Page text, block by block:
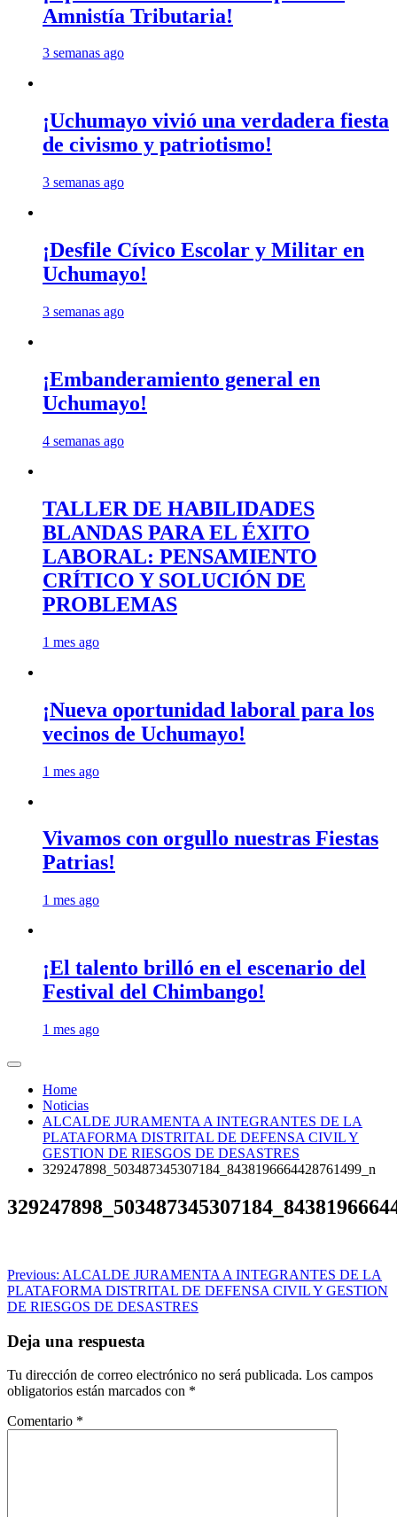
Amnistía Tributaria!
3 semanas ago
¡Uchumayo vivió una verdadera fiesta
de civismo y patriotismo!
3 semanas ago
¡Desfile Cívico Escolar y Militar en
Uchumayo!
3 semanas ago
¡Embanderamiento general en
Uchumayo!
4 semanas ago
TALLER DE HABILIDADES
BLANDAS PARA EL ÉXITO
LABORAL: PENSAMIENTO
CRÍTICO Y SOLUCIÓN DE
PROBLEMAS
1 mes ago
¡Nueva oportunidad laboral para los
vecinos de Uchumayo!
1 mes ago
Vivamos con orgullo nuestras Fiestas
Patrias!
1 mes ago
¡El talento brilló en el escenario del
Festival del Chimbango!
1 mes ago
Home
Noticias
ALCALDE JURAMENTA A INTEGRANTES DE LA
PLATAFORMA DISTRITAL DE DEFENSA CIVIL Y
GESTION DE RIESGOS DE DESASTRES
329247898_503487345307184_8438196664428761499_n
Navegación
de
Previous: ALCALDE JURAMENTA A INTEGRANTES DE LA
PLATAFORMA DISTRITAL DE DEFENSA CIVIL Y GESTION
DE RIESGOS DE DESASTRES
Deja una respuesta
Tu dirección de correo electrónico no será publicada. Los campos
obligatorios están marcados con *
Comentario *